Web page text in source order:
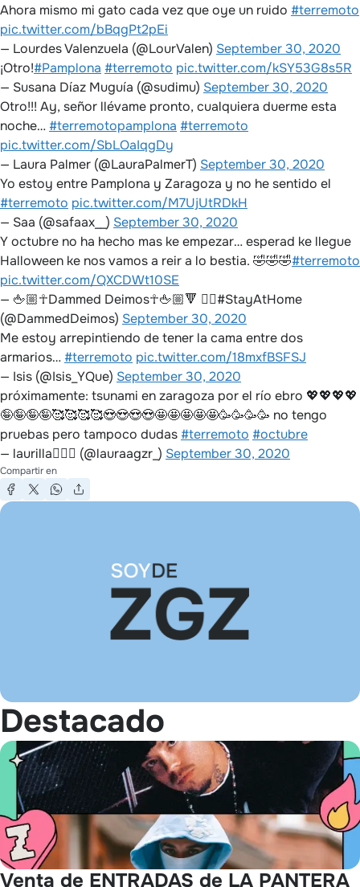
Ahora mismo mi gato cada vez que oye un ruido #terremoto
pic.twitter.com/bBqgPt2pEi
— Lourdes Valenzuela (@LourValen) September 30, 2020
¡Otro!#Pamplona #terremoto pic.twitter.com/kSY53G8s5R
— Susana Díaz Muguía (@sudimu) September 30, 2020
Otro!!! Ay, señor llévame pronto, cualquiera duerme esta
noche… #terremotopamplona #terremoto
pic.twitter.com/SbLOaIqgDy
— Laura Palmer (@LauraPalmerT) September 30, 2020
Yo estoy entre Pamplona y Zaragoza y no he sentido el
#terremoto pic.twitter.com/M7UjUtRDkH
— Saa (@safaax__) September 30, 2020
Y octubre no ha hecho mas ke empezar… esperad ke llegue
Halloween ke nos vamos a reir a lo bestia. 🤣🤣🤣#terremoto
pic.twitter.com/QXCDWt10SE
— 🖕🏼☥Dammed Deimos☥🖕🏼🔻 🏳️‍🌈#StayAtHome
(@DammedDeimos) September 30, 2020
Me estoy arrepintiendo de tener la cama entre dos
armarios… #terremoto pic.twitter.com/18mxfBSFSJ
— Isis (@Isis_YQue) September 30, 2020
próximamente: tsunami en zaragoza por el río ebro 💖💖💖💖
🤪🤪🤪🤪🥰🥰🥰🥰😍😍😍😍🤩🤩🤩🤩🤩🥳🥳🥳🥳 no tengo
pruebas pero tampoco dudas #terremoto #octubre
— laurilla🧚🏻‍♀️ (@lauraagzr_) September 30, 2020
Compartir en
Destacado
Venta de ENTRADAS de LA PANTERA